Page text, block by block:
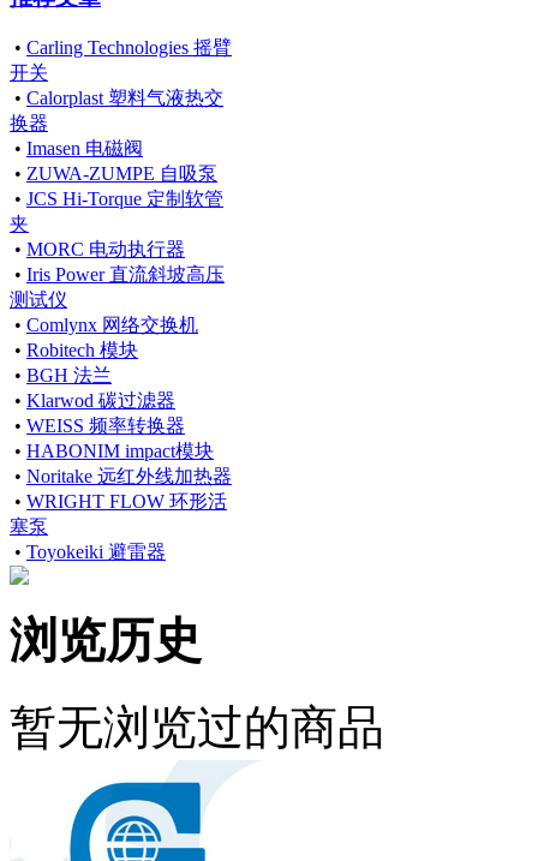
• Carling Technologies 摇臂
开关
• Calorplast 塑料气液热交
换器
• Imasen 电磁阀
• ZUWA-ZUMPE 自吸泵
• JCS Hi-Torque 定制软管
夹
• MORC 电动执行器
• Iris Power 直流斜坡高压
测试仪
• Comlynx 网络交换机
• Robitech 模块
• BGH 法兰
• Klarwod 碳过滤器
• WEISS 频率转换器
• HABONIM impact模块
• Noritake 远红外线加热器
• WRIGHT FLOW 环形活
塞泵
• Toyokeiki 避雷器
浏览历史
暂无浏览过的商品